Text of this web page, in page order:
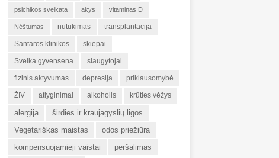
psichikos sveikata akys vitaminas D
Nėštumas nutukimas transplantacija
Santaros klinikos skiepai
Sveika gyvensena slaugytojai
fizinis aktyvumas depresija priklausomybė
ŽIV atlyginimai alkoholis krūties vėžys
alergija
širdies ir kraujagyslių ligos
Vegetariškas maistas
odos priežiūra
kompensuojamieji vaistai
peršalimas